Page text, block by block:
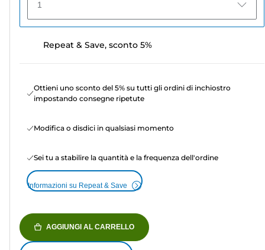
1
Repeat & Save, sconto 5%
Ottieni uno sconto del 5% su tutti gli ordini di inchiostro
impostando consegne ripetute
Modifica o disdici in qualsiasi momento
Sei tu a stabilire la quantità e la frequenza dell'ordine
Informazioni su Repeat & Save
AGGIUNGI AL CARRELLO